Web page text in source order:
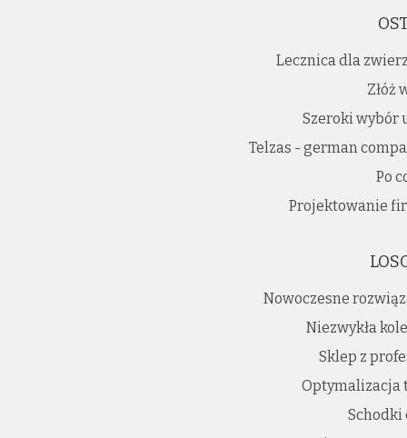
Lecznica dla
Złóż
Szeroki wybór
Telzas - german
Po
Projektowanie
Nowoczesne
Niezwykła
Sklep z
Optymalizacja
Schodki